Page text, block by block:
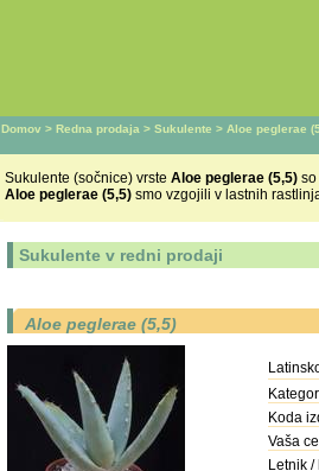
Domov > Redna prodaja > Sukulente > Aloe peglerae
Sukulente (sočnice) vrste Aloe peglerae (5,5)
Aloe peglerae (5,5) smo vzgojili v lastnih
Sukulente v redni prodaji
Aloe peglerae (5,5)
Koda
Vaša
Letnik /